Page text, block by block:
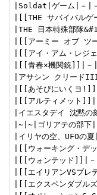
|Soldat|ゲーム|－|
|[[THE サバイバル
|THE 日本特殊部隊
|[[アーミー オブ ツ
|[[アイ・アム・レジ
|[[青春×機関銃]]|－|
|アサシン クリード
|[[あそびにいくヨ
|[[アルティメット]]|
|イエスタデイ 沈黙
|~|~|ゴリアテの部下|
|イリヤの空、UFOの
|[[ウォーキング・デ
|[[ウォンテッド]]|－
|[[エイリアンVSプ
|[[エクスペンダブル